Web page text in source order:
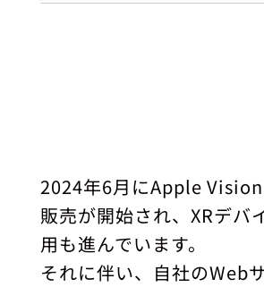
2024年6月にApple
販売が開始され、XRデバ
用も進んでいます。
それに伴い、自社のWeb